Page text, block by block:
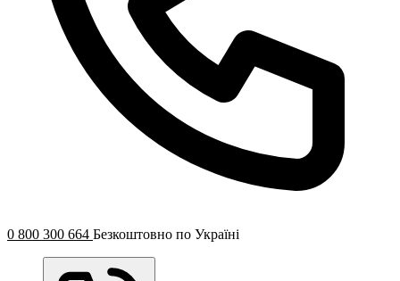
0 800 300 664 Безкоштовно по Україні